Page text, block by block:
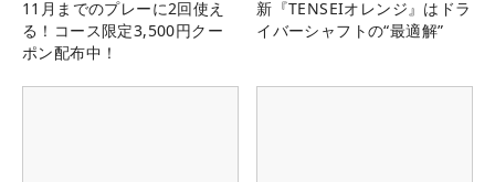
11月までのプレーに2回使え
る！コース限定3,500円クー
ポン配布中！
新『TENSEIオレンジ』はドラ
イバーシャフトの“最適解”